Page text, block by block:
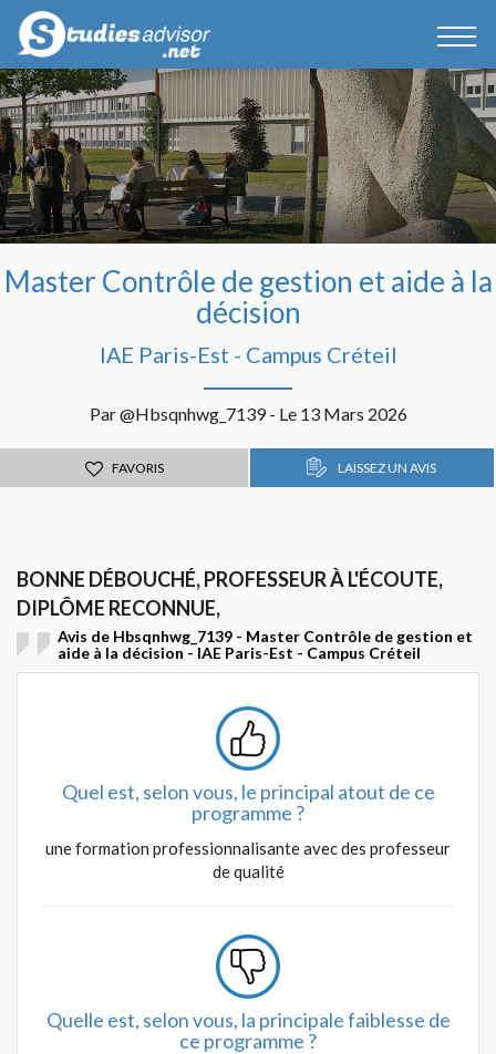
Master Contrôle de gestion et aide à la
décision
IAE Paris-Est - Campus Créteil
Par @Hbsqnhwg_7139 - Le 13 Mars 2026
FAVORIS LAISSEZ UN AVIS
BONNE DÉBOUCHÉ, PROFESSEUR À L'ÉCOUTE,
DIPLÔME RECONNUE,
Avis de Hbsqnhwg_7139 - Master Contrôle de gestion et
aide à la décision - IAE Paris-Est - Campus Créteil
Quel est, selon vous, le principal atout de ce
programme ?
une formation professionnalisante avec des professeur
de qualité
Quelle est, selon vous, la principale faiblesse de
ce programme ?